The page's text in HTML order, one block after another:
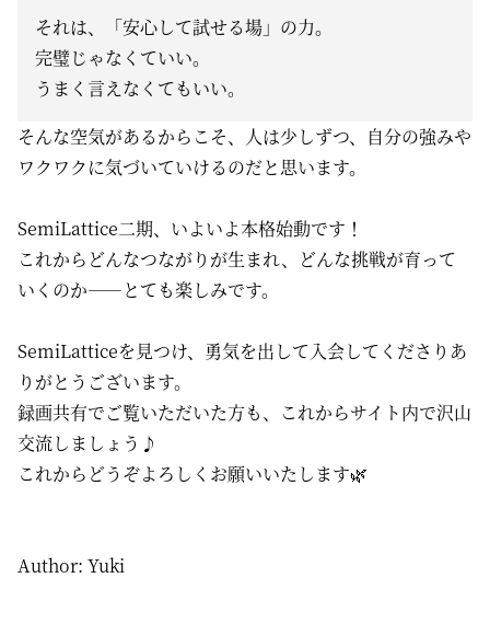
それは、「安心して試せる場」の力。
完璧じゃなくていい。
うまく言えなくてもいい。
そんな空気があるからこそ、人は少しずつ、自分の強みや
ワクワクに気づいていけるのだと思います。
SemiLattice二期、いよいよ本格始動です！
これからどんなつながりが生まれ、どんな挑戦が育って
いくのか——とても楽しみです。
SemiLatticeを見つけ、勇気を出して入会してくださりあ
りがとうございます。
録画共有でご覧いただいた方も、これからサイト内で沢山
交流しましょう♪
これからどうぞよろしくお願いいたします🌿
Author: Yuki